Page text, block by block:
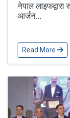
नेपाल
आर्जन...
Read More